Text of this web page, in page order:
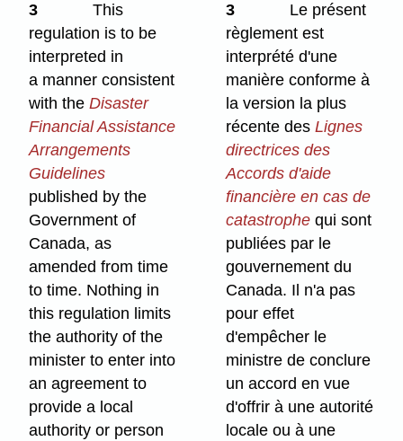
3
This
regulation is to be
interpreted in
a manner consistent
with theDisaster
Financial Assistance
Arrangements
Guidelines
published by the
Government of
Canada, as
amended from time
to time. Nothing in
this regulation limits
the authority of the
minister to enter into
an agreement to
provide a local
authority or person
3
Le présent
règlement est
interprété d'une
manière conforme à
la version la plus
récente desLignes
directrices des
Accords d'aide
financière en cas de
catastrophe qui sont
publiées par le
gouvernement du
Canada. Il n'a pas
pour effet
d'empêcher le
ministre de conclure
un accord en vue
d'offrir à une autorité
locale ou à une